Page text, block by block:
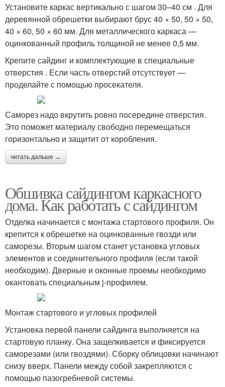
Установите каркас вертикально с шагом 30–40 см . Для
деревянной обрешетки выбирают брус 40 × 50, 50 × 50,
40 × 60, 50 × 60 мм. Для металлического каркаса —
оцинкованный профиль толщиной не менее 0,5 мм.
Крепите сайдинг и комплектующие в специальные
отверстия . Если часть отверстий отсутствует —
проделайте с помощью просекателя.
Саморез надо вкрутить ровно посередине отверстия.
Это поможет материалу свободно перемещаться
горизонтально и защитит от коробления.
читать дальше →
Обшивка сайдингом каркасного
дома. Как работать с сайдингом
Отделка начинается с монтажа стартового профиля. Он
крепится к обрешетке на оцинкованные гвозди или
саморезы. Вторым шагом станет установка угловых
элементов и соединительного профиля (если такой
необходим). Дверные и оконные проемы необходимо
окантовать специальным j-профилем.
Монтаж стартового и угловых профилей
Установка первой панели сайдинга выполняется на
стартовую планку. Она защелкивается и фиксируется
саморезами (или гвоздями). Сборку облицовки начинают
снизу вверх. Панели между собой закрепляются с
помощью пазогребневой системы.